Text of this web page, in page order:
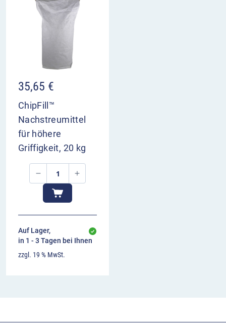
35,65 €
ChipFill™
Nachstreumittel
für höhere
Griffigkeit, 20 kg
Auf Lager,
in 1 - 3 Tagen bei Ihnen
zzgl. 19 % MwSt.